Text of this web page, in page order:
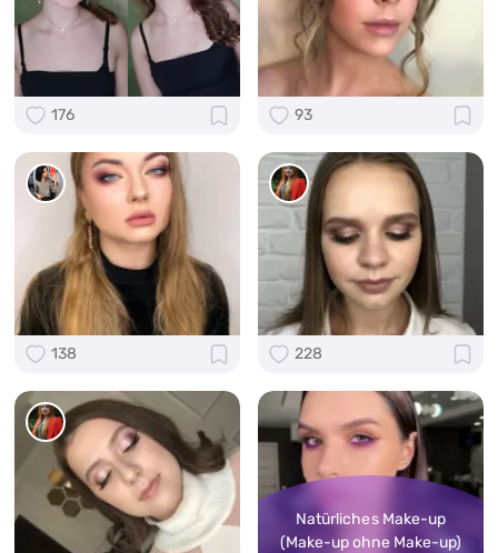
176 93
138 228
Natürliches Make-up
(Make-up ohne Make-up)